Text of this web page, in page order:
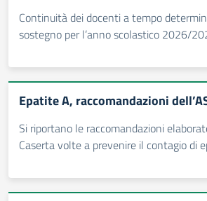
Continuità dei docenti a tempo
sostegno per l’anno scolastico 2026/
Epatite A, raccomandazioni
Si riportano le raccomandazioni
Caserta volte a prevenire il contagio di